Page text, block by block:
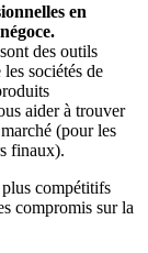
en
des outils
sociétés de
aider à trouver
(pour les
finaux).
compétitifs
compromis sur la